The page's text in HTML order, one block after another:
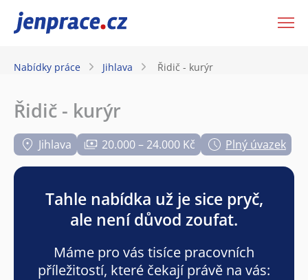
JenPráce.cz
Nabídky práce Jihlava Řidič - kurýr
Řidič - kurýr
Jihlava 20.000 – 24.000 Kč Plný úvazek
Tahle nabídka už je sice pryč,
ale není důvod zoufat.
Máme pro vás tisíce pracovních
příležitostí, které čekají právě na vás: